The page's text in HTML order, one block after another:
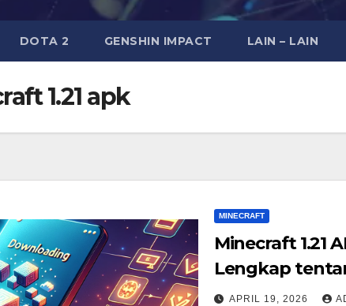
DOTA 2 GENSHIN IMPACT LAIN – LAIN
1.21 apk
MINECRAFT
Minecraft 1.21
Lengkap
Instalasi
APRIL 19, 2026